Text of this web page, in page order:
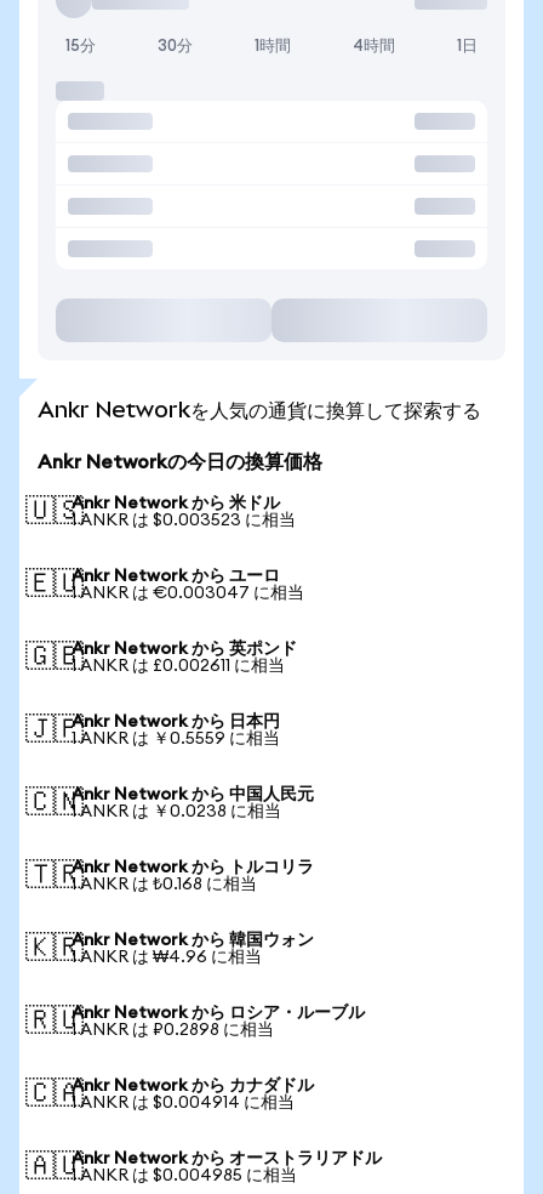
15分 30分 1時間 4時間 1日
Ankr Networkを人気の通貨に換算して探索する
Ankr Networkの今日の換算価格
🇺🇸Ankr Network から 米ドル
1 ANKR は $0.003523 に相当
🇪🇺Ankr Network から ユーロ
1 ANKR は €0.003047 に相当
🇬🇧Ankr Network から 英ポンド
1 ANKR は £0.002611 に相当
🇯🇵Ankr Network から 日本円
1 ANKR は ￥0.5559 に相当
🇨🇳Ankr Network から 中国人民元
1 ANKR は ￥0.0238 に相当
🇹🇷Ankr Network から トルコリラ
1 ANKR は ₺0.168 に相当
🇰🇷Ankr Network から 韓国ウォン
1 ANKR は ₩4.96 に相当
🇷🇺Ankr Network から ロシア・ルーブル
1 ANKR は ₽0.2898 に相当
🇨🇦Ankr Network から カナダドル
1 ANKR は $0.004914 に相当
🇦🇺Ankr Network から オーストラリアドル
1 ANKR は $0.004985 に相当